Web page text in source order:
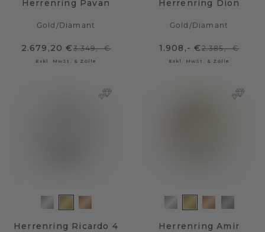
Herrenring Pavan
Gold /Diamant
2.679,20 €3.349,- €
Exkl. MwSt. & Zölle
Herrenring Dion
Gold /Diamant
1.908,- €2.385,- €
Exkl. MwSt. & Zölle
Herrenring Ricardo 4 Herrenring Amir